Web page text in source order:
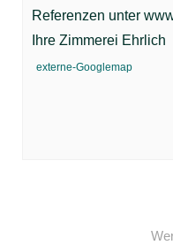
Referenzen unter
Ihre Zimmerei Ehrlich
externe-Googlemap